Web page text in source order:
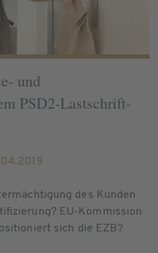
und
PSD2-Lastschrift-
des Kunden
EU-Kommission
sich die EZB?